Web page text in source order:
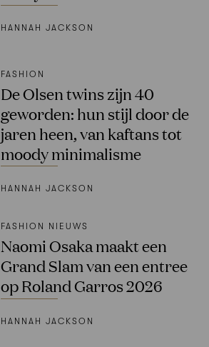
HANNAH JACKSON
FASHION
De Olsen twins zijn 40
geworden: hun stijl door de
jaren heen, van kaftans tot
moody minimalisme
HANNAH JACKSON
FASHION NIEUWS
Naomi Osaka maakt een
Grand Slam van een entree
op Roland Garros 2026
HANNAH JACKSON